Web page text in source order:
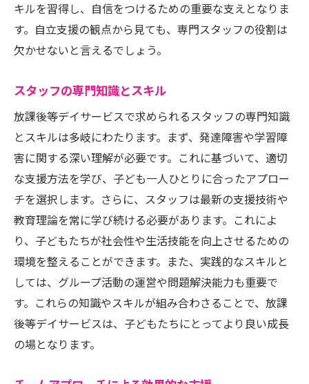
キルを習得し、自信をつけるための重要な支えとなりま
す。自立支援の観点から見ても、専門スタッフの役割は
欠かせないと言えるでしょう。
スタッフの専門知識とスキル
放課後等デイサービスで求められるスタッフの専門知識
とスキルは多岐にわたります。まず、発達障害や学習障
害に関する深い理解が必要です。これに基づいて、適切
な支援方法を学び、子ども一人ひとりに合ったアプロー
チを選択します。さらに、スタッフは最新の支援技術や
教育理論を常に学び続ける必要があります。これによ
り、子どもたちが社会性や生活技能を向上させるための
環境を整えることができます。また、実践的なスキルと
しては、グループ活動の運営や問題解決能力も重要で
す。これらの知識やスキルが組み合わさることで、放課
後等デイサービスは、子どもたちにとってより良い成長
の場となります。